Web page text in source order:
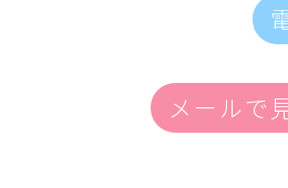
メールで